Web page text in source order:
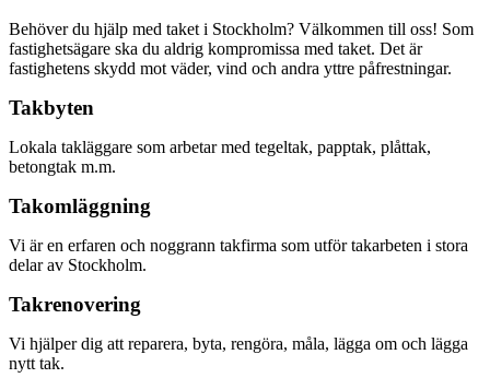
Behöver du hjälp med taket i Stockholm? Välkommen till oss! Som
fastighetsägare ska du aldrig kompromissa med taket. Det är
fastighetens skydd mot väder, vind och andra yttre påfrestningar.
Takbyten
Lokala takläggare som arbetar med tegeltak, papptak, plåttak,
betongtak m.m.
Takomläggning
Vi är en erfaren och noggrann takfirma som utför takarbeten i stora
delar av Stockholm.
Takrenovering
Vi hjälper dig att reparera, byta, rengöra, måla, lägga om och lägga
nytt tak.